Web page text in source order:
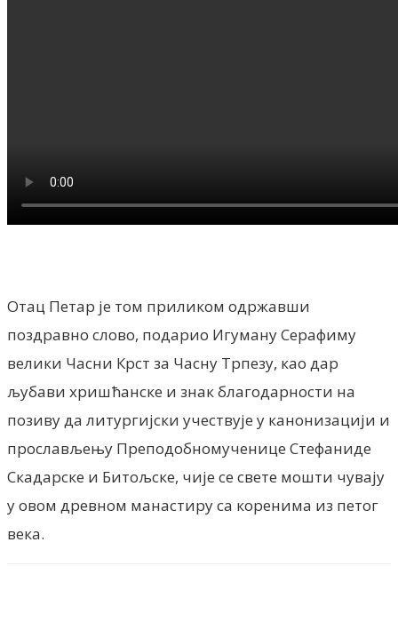
Отац Петар је том приликом одржавши
поздравно слово, подарио Игуману Серафиму
велики Часни Крст за Часну Трпезу, као дар
љубави хришћанске и знак благодарности на
позиву да литургијски учествује у канонизацији и
прослављењу Преподобнoмученице Стефаниде
Скадарске и Битољске, чије се свете мошти чувају
у овом древном манастиру са коренима из петог
века.